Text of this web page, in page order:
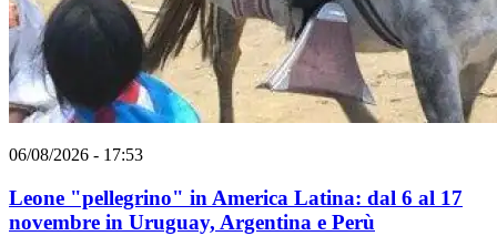
06/08/2026 - 17:53
Leone "pellegrino" in America Latina: dal 6 al 17
novembre in Uruguay, Argentina e Perù